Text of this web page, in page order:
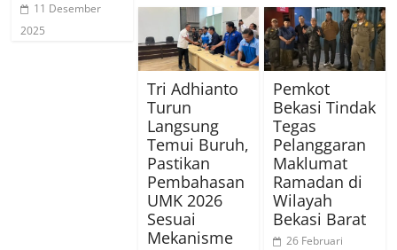
11 Desember
2025
Tri Adhianto
Turun
Langsung
Temui Buruh,
Pastikan
Pembahasan
UMK 2026
Sesuai
Mekanisme
Pemkot
Bekasi Tindak
Tegas
Pelanggaran
Maklumat
Ramadan di
Wilayah
Bekasi Barat
26 Februari